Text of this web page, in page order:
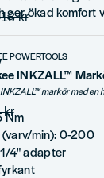
kr
POWERTOOLS
kr
ger ökad komfort
Nm
min): 0-200
4" adapter